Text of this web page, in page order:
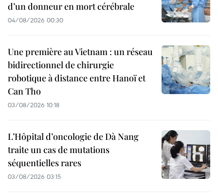
d’un donneur en mort cérébrale
04/08/2026 00:30
Une première au Vietnam : un réseau
bidirectionnel de chirurgie
robotique à distance entre Hanoï et
Can Tho
03/08/2026 10:18
L’Hôpital d’oncologie de Dà Nang
traite un cas de mutations
séquentielles rares
03/08/2026 03:15